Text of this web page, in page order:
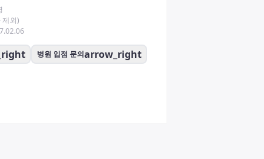
제외)
병원 입점 문의arrow_right